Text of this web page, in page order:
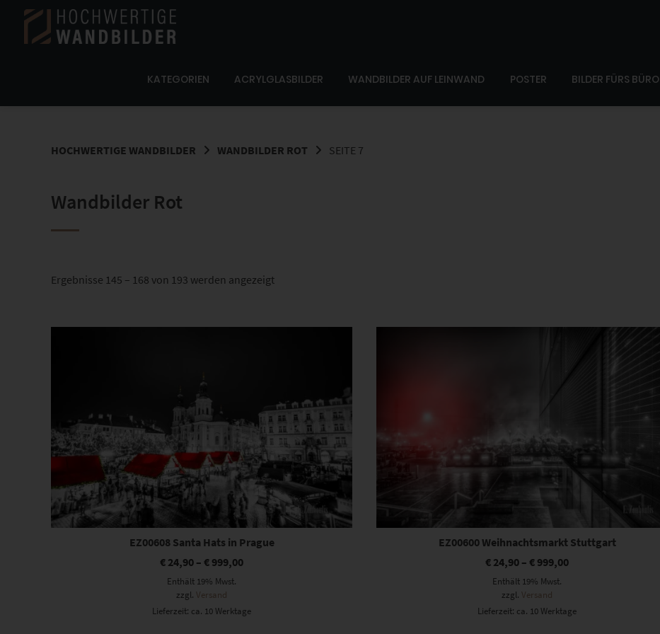
Springe
Inhalt
KATEGORIEN ACRYLGLASBILDER WANDBILDER AUF LEINWAND POSTER BILDER FÜRS BÜRO
HOCHWERTIGE WANDBILDER WANDBILDER ROT SEITE 7
Wandbilder Rot
Ergebnisse 145 – 168 von 193 werden angezeigtNach
Dieses Produkt weist mehrere Varianten auf. Die Optionen können auf der Produktseite gewählt werden
EZ00608 Santa Hats in Prague
€ 24,90 –€ 999,00
Enthält 19% Mwst.
zzgl.Versand
Lieferzeit: ca. 10 Werktage
Dieses Produkt weist mehrere Varianten auf. Die Optionen können auf der Produktseite gewählt werden
EZ00600 Weihnachtsmarkt Stuttgart
€ 24,90 –€ 999,00
Enthält 19% Mwst.
zzgl.Versand
Lieferzeit: ca. 10 Werktage